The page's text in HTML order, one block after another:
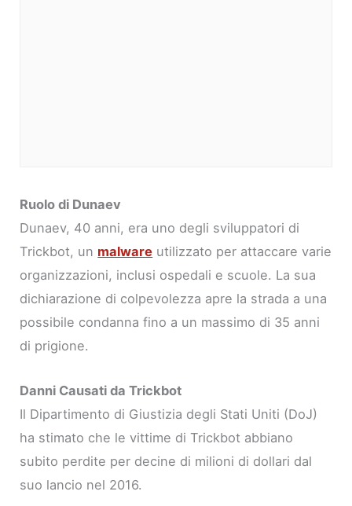
Ruolo di Dunaev
Dunaev, 40 anni, era uno degli sviluppatori di
Trickbot, un malware utilizzato per attaccare varie
organizzazioni, inclusi ospedali e scuole. La sua
dichiarazione di colpevolezza apre la strada a una
possibile condanna fino a un massimo di 35 anni
di prigione.
Danni Causati da Trickbot
Il Dipartimento di Giustizia degli Stati Uniti (DoJ)
ha stimato che le vittime di Trickbot abbiano
subito perdite per decine di milioni di dollari dal
suo lancio nel 2016.